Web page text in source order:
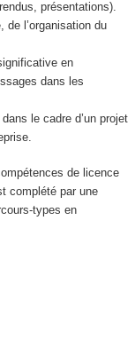
présentations).
de l’organisation du
en
dans les
le cadre d’un projet
de licence
complété par une
types en